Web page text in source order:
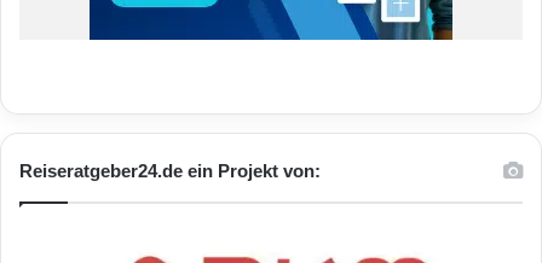
Reiseratgeber24.de ein Projekt von: